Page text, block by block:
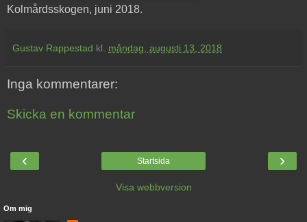
Kolmårdsskogen, juni 2018.
Gustav Rappestad kl. måndag, augusti 13, 2018
Inga kommentarer:
Skicka en kommentar
‹ ›
Startsida
Visa webbversion
Om mig